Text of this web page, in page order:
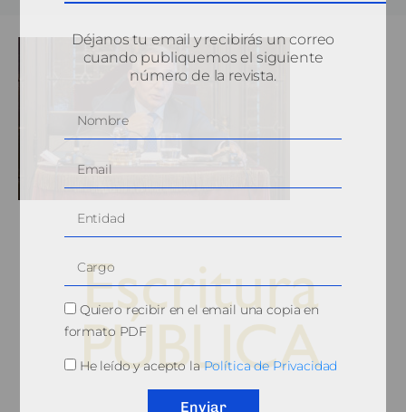
Déjanos tu email y recibirás un correo
cuando publiquemos el siguiente
número de la revista.
Quiero recibir en el email una copia en
formato PDF
He leído y acepto laPolítica de Privacidad
Enviar